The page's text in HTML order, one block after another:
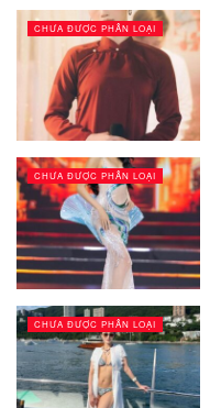
CHƯA ĐƯỢC PHÂN LOẠI
CHƯA ĐƯỢC PHÂN LOẠI
CHƯA ĐƯỢC PHÂN LOẠI